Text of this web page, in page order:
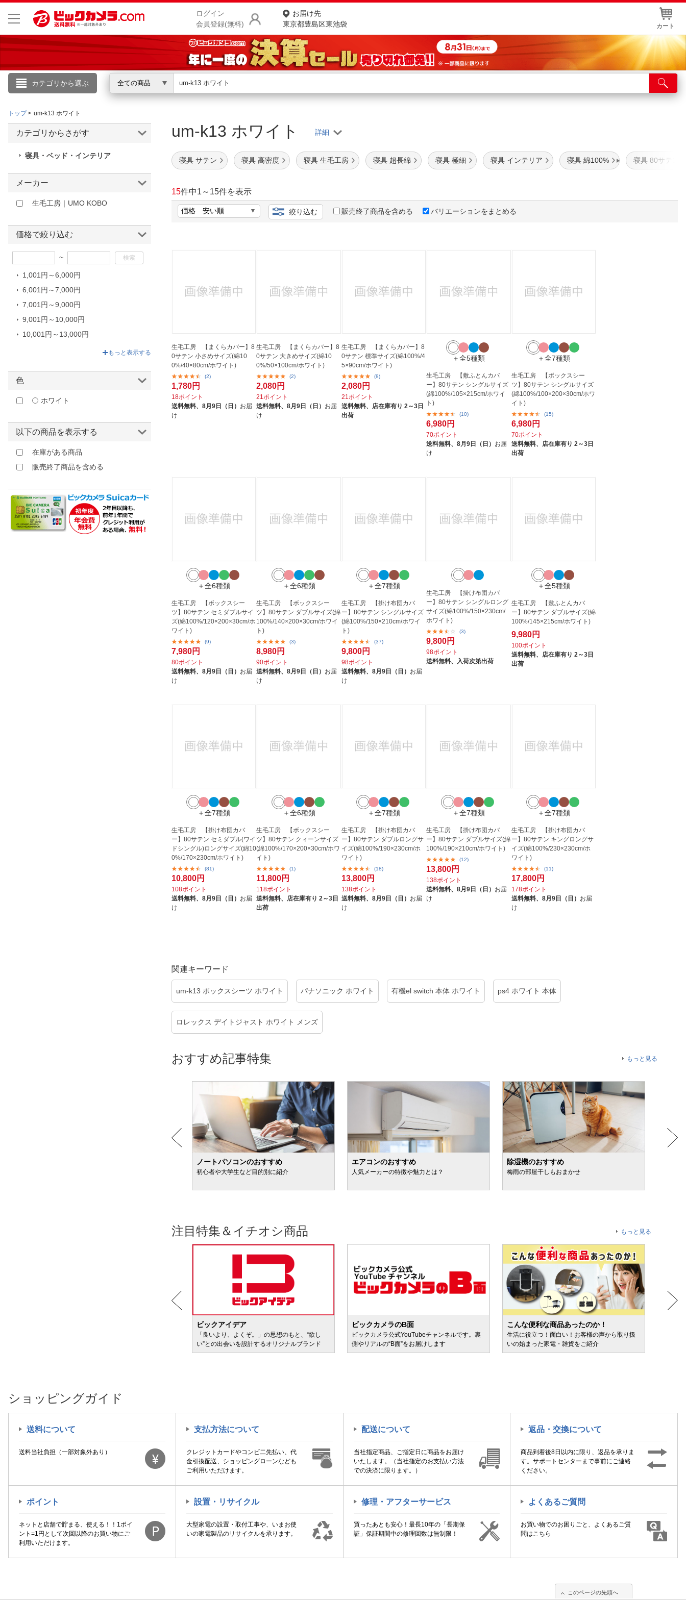
ログイン
会員登録(無料)
お届け先
東京都豊島区東池袋
カート
カテゴリから選ぶ 全ての商品
こんにちは
お買いもの履歴
カテゴリ一覧からさがす
ご利用ガイド
店舗情報・店舗一覧
トップ um-k13 ホワイト
um-k13 ホワイト
寝具 サテン 寝具 高密度 寝具 生毛工房 寝具 超長綿 寝具 極細 寝具 インテリア 寝具 綿100% 寝具 80サテン
15件中1 ～ 15件を表示
絞り込む 販売終了商品を含める バリエーションをまとめる
生毛工房 【まくらカバー】8
0サテン 小さめサイズ(綿10
0%/40×80cm/ホワイト)
(2)
1,780円
18ポイント
送料無料、 8月9日（日） お届
け
生毛工房 【まくらカバー】8
0サテン 大きめサイズ(綿10
0%/50×100cm/ホワイト)
(2)
2,080円
21ポイント
送料無料、8月9日（日） お届
け
生毛工房 【まくらカバー】8
0サテン 標準サイズ(綿100%/4
5×90cm/ホワイト)
(8)
2,080円
21ポイント
送料無料、 店在庫有り 2～3日
出荷
＋全5種類
生毛工房 【敷ふとんカバ
ー】80サテン シングルサイズ
(綿100%/105×215cm/ホワイ
ト)
(10)
6,980円
70ポイント
送料無料、8月9日（日） お届
け
＋全7種類
生毛工房 【ボックスシー
ツ】80サテン シングルサイズ
(綿100%/100×200×30cm/ホワ
イト)
(15)
6,980円
70ポイント
送料無料、
店在庫有り 2～3日
出荷
＋全6種類
生毛工房 【ボックスシー
ツ】80サテン セミダブルサイ
ズ(綿100%/120×200×30cm/ホ
ワイト)
(9)
7,980円
80ポイント
送料無料、 8月9日（日） お届
け
＋全6種類
生毛工房 【ボックスシー
ツ】80サテン ダブルサイズ(綿
100%/140×200×30cm/ホワイ
ト)
(3)
8,980円
90ポイント
送料無料、8月9日（日） お届
け
＋全7種類
生毛工房 【掛け布団カバ
ー】80サテン シングルサイズ
(綿100%/150×210cm/ホワイ
ト)
(37)
9,800円
98ポイント
送料無料、 8月9日（日） お届
け
生毛工房 【掛け布団カバ
ー】80サテン シングルロング
サイズ(綿100%/150×230cm/
ホワイト)
(3)
9,800円
98ポイント
送料無料、
入荷次第出荷
＋全5種類
生毛工房 【敷ふとんカバ
ー】80サテン ダブルサイズ(綿
100%/145×215cm/ホワイト)
9,980円
100ポイント
送料無料、
店在庫有り 2～3日
出荷
＋全7種類
生毛工房 【掛け布団カバ
ー】80サテン セミダブル(ワイ
ドシングル)ロングサイズ(綿10
0%/170×230cm/ホワイト)
(81)
10,800円
108ポイント
送料無料、 8月9日（日） お届
け
＋全6種類
生毛工房 【ボックスシー
ツ】80サテン クィーンサイズ
(綿100%/170×200×30cm/ホワ
イト)
(1)
11,800円
118ポイント
送料無料、 店在庫有り 2～3日
出荷
＋全7種類
生毛工房 【掛け布団カバ
ー】80サテン ダブルロングサ
イズ(綿100%/190×230cm/ホ
ワイト)
(18)
13,800円
138ポイント
送料無料、 8月9日（日） お届
け
＋全7種類
生毛工房 【掛け布団カバ
ー】80サテン ダブルサイズ(綿
100%/190×210cm/ホワイト)
(12)
13,800円
138ポイント
送料無料、8月9日（日） お届
け
＋全7種類
生毛工房 【掛け布団カバ
ー】80サテン キングロングサ
イズ(綿100%/230×230cm/ホ
ワイト)
(11)
17,800円
178ポイント
送料無料、 8月9日（日） お届
け
関連キーワード
um-k13 ボックスシーツ ホワイト パナソニック ホワイト 有機el switch 本体 ホワイト ps4 ホワイト 本体
ロレックス デイトジャスト ホワイト メンズ
おすすめ記事特集 もっと見る
ノートパソコンのおすすめ
初心者や大学生など目的別に紹介
エアコンのおすすめ
人気メーカーの特徴や魅力とは？
除湿機のおすすめ
梅雨の部屋干しもおまかせ
注目特集＆イチオシ商品 もっと見る
ビックアイデア
「良いより、よくぞ。」の思想のもと、“欲し
い”との出会いを設計するオリジナルブランド
ビックカメラのB面
ビックカメラ公式YouTubeチャンネルです。裏
側やリアルの“B面”をお届けします
こんな便利な商品あったのか！
生活に役立つ！面白い！お客様の声から取り扱
いの始まった家電・雑貨をご紹介
カテゴリからさがす
寝具・ベッド・インテリア
メーカー
生毛工房｜UMO KOBO
価格で絞り込む
~
1,001円～6,000円
6,001円～7,000円
7,001円～9,000円
9,001円～10,000円
10,001円～13,000円
もっと表示する
色
ホワイト
以下の商品を表示する
在庫がある商品
販売終了商品を含める
ショッピングガイド
送料について
送料当社負担（一部対象外あり）
支払方法について
クレジットカードやコンビ二先払い、代
金引換配送、ショッピングローンなども
ご利用いただけます。
配送について
当社指定商品、ご指定日に商品をお届け
いたします。（当社指定のお支払い方法
での決済に限ります。）
返品・交換について
商品到着後8日以内に限り、返品を承りま
す。サポートセンターまで事前にご連絡
ください。
ポイント
ネットと店舗で貯まる、使える！！1ポイ
ント=1円として次回以降のお買い物にご
利用いただけます。
設置・リサイクル
大型家電の設置・取付工事や、いまお使
いの家電製品のリサイクルを承ります。
修理・アフターサービス
買ったあとも安心！最長10年の「長期保
証」保証期間中の修理回数は無制限！
よくあるご質問
お買い物でのお困りごと、よくあるご質
問はこちら
このページの先頭へ